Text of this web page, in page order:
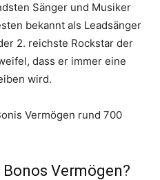
Sänger und Musiker
bekannt als Leadsänger
2. reichste Rockstar der
dass er immer eine
wird.
Vermögen rund 700
Vermögen?